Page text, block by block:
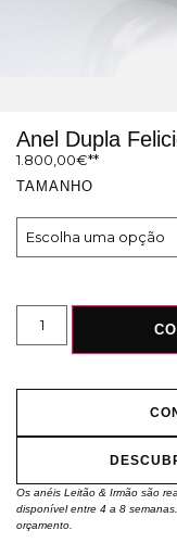
Anel Dupla
1.800,00€
TAMANHO
Os anéis Leitão & Irmão são
disponível entre 4 a 8
orçamento.